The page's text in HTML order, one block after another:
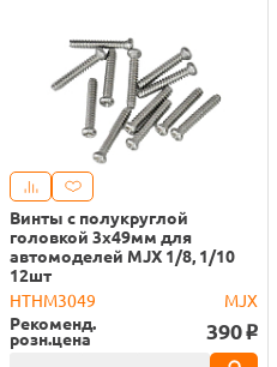
Винты с полукруглой
головкой 3х49мм для
автомоделей MJX 1/8, 1/10
12шт
HTHM3049
MJX
Рекоменд.
розн.цена 390 o